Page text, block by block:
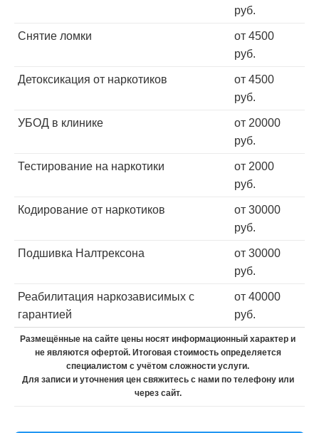
руб.
Снятие ломки
от 4500
руб.
Детоксикация от наркотиков
от 4500
руб.
УБОД в клинике
от 20000
руб.
Тестирование на наркотики
от 2000
руб.
Кодирование от наркотиков
от 30000
руб.
Подшивка Налтрексона
от 30000
руб.
Реабилитация наркозависимых с
гарантией
от 40000
руб.
Размещённые на сайте цены носят информационный характер и
не являются офертой. Итоговая стоимость определяется
специалистом с учётом сложности услуги.
Для записи и уточнения цен свяжитесь с нами по телефону или
через сайт.